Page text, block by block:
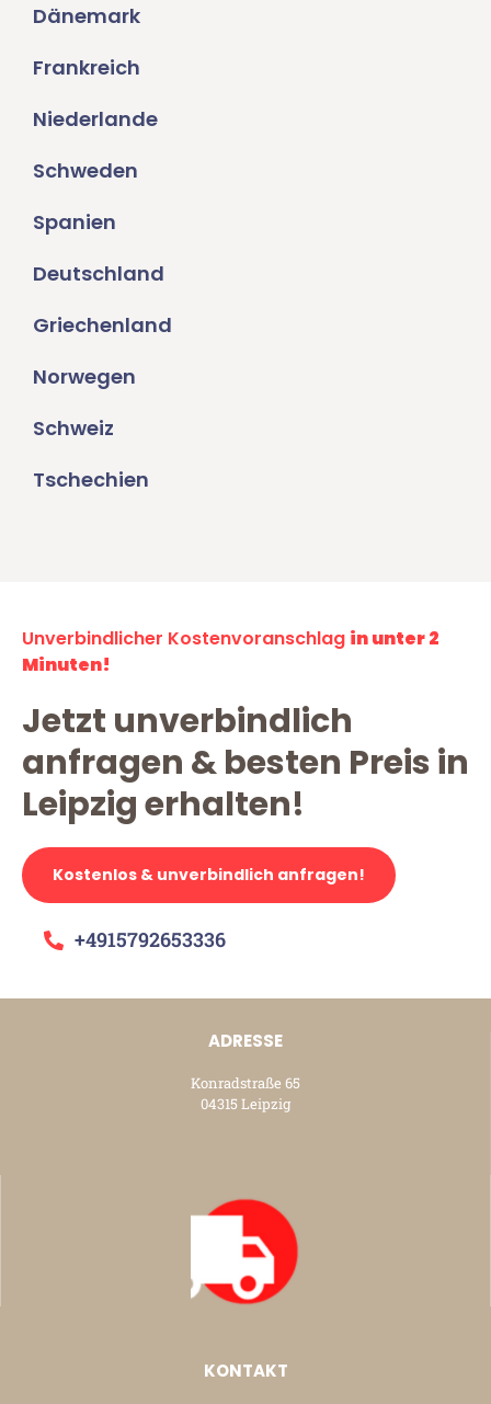
Dänemark
Frankreich
Niederlande
Schweden
Spanien
Deutschland
Griechenland
Norwegen
Schweiz
Tschechien
Unverbindlicher Kostenvoranschlag in unter 2
Minuten!
Jetzt unverbindlich
anfragen & besten Preis in
Leipzig erhalten!
Kostenlos & unverbindlich anfragen!
+4915792653336
ADRESSE
Konradstraße 65
04315 Leipzig
KONTAKT